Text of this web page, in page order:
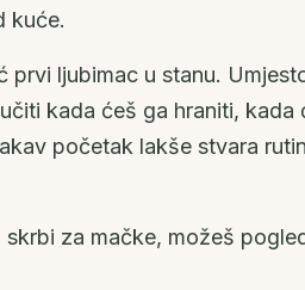
kuće.
ljubimac u stanu.
kada ćeš ga hraniti, kada
početak lakše stvara
za mačke, možeš